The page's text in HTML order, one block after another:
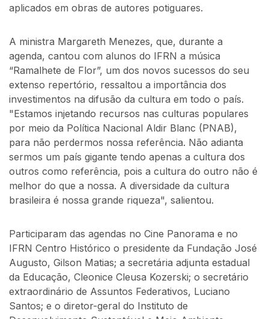
aplicados em obras de autores potiguares.
A ministra Margareth Menezes, que, durante a
agenda, cantou com alunos do IFRN a música
“Ramalhete de Flor”, um dos novos sucessos do seu
extenso repertório, ressaltou a importância dos
investimentos na difusão da cultura em todo o país.
"Estamos injetando recursos nas culturas populares
por meio da Política Nacional Aldir Blanc (PNAB),
para não perdermos nossa referência. Não adianta
sermos um país gigante tendo apenas a cultura dos
outros como referência, pois a cultura do outro não é
melhor do que a nossa. A diversidade da cultura
brasileira é nossa grande riqueza", salientou.
Participaram das agendas no Cine Panorama e no
IFRN Centro Histórico o presidente da Fundação José
Augusto, Gilson Matias; a secretária adjunta estadual
da Educação, Cleonice Cleusa Kozerski; o secretário
extraordinário de Assuntos Federativos, Luciano
Santos; e o diretor-geral do Instituto de